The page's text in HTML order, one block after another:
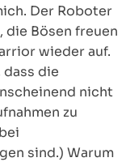
Der Roboter
die Bösen freuen
wieder auf.
die
nicht
zu
sind.) Warum